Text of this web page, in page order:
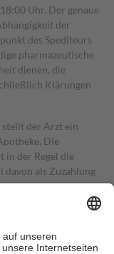
Uhr. Der genaue
der
des Spediteurs
pharmazeutische
dienen, die
Klärungen
der Arzt ein
Die
in der Regel die
davon als Zuzahlung
Höhe von zehn
als die tatsächlichen